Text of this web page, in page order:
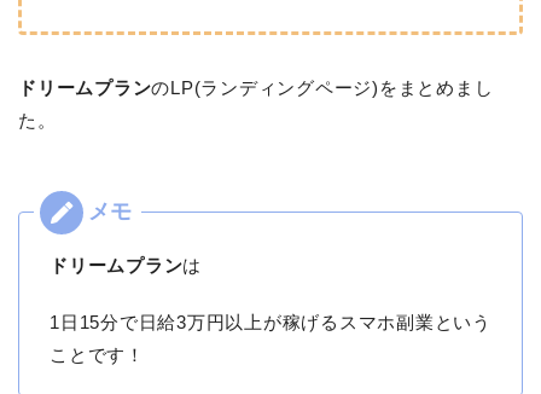
ドリームプランのLP(ランディングページ)をまとめまし
た。
ドリームプランは
1日15分で日給3万円以上が稼げるスマホ副業という
ことです！